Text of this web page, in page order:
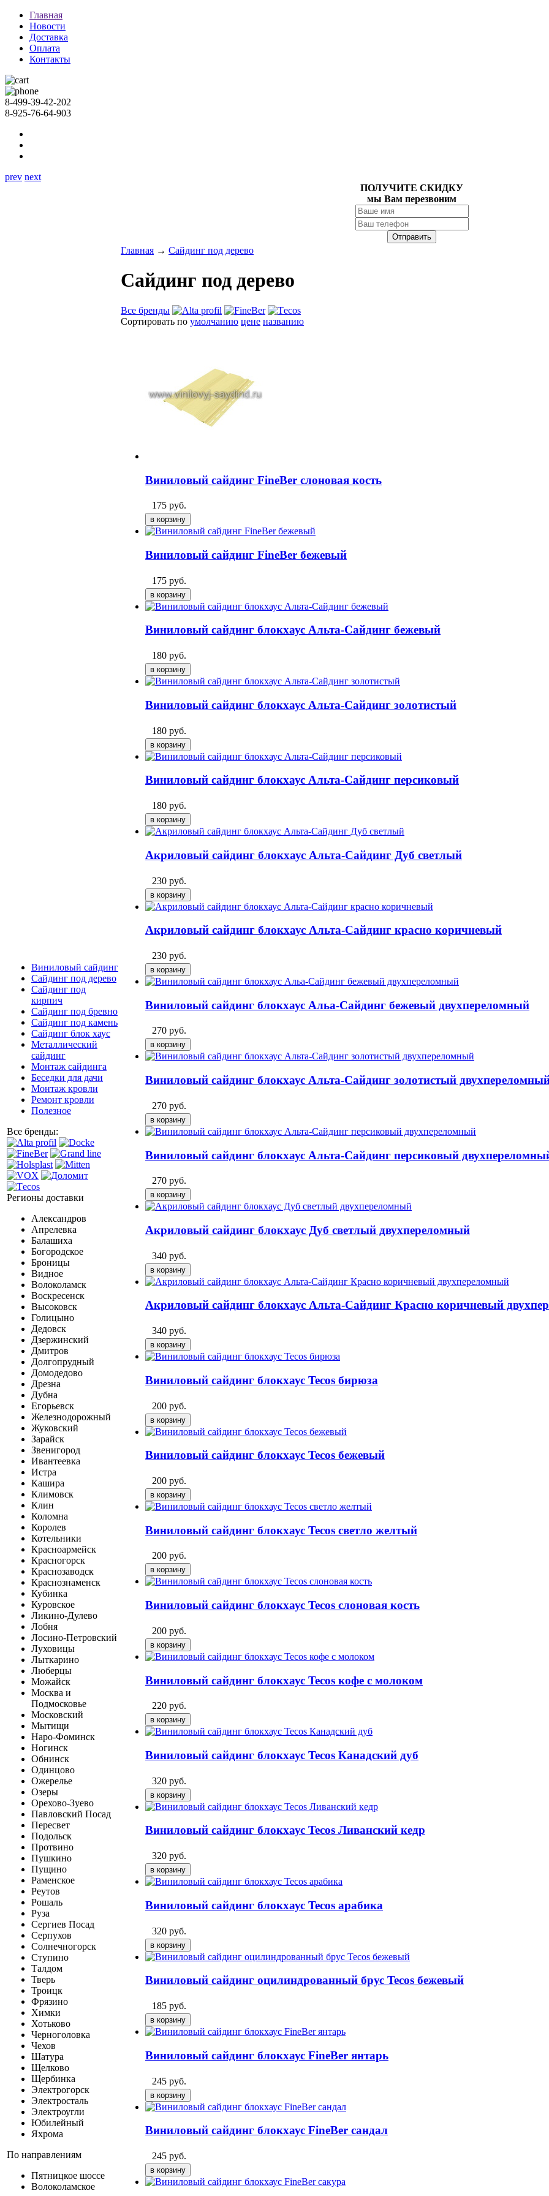
Главная
Новости
Доставка
Оплата
Контакты
8-499-39-42-202
8-925-76-64-903
prev next
ПОЛУЧИТЕ СКИДКУ
мы Вам перезвоним
Виниловый сайдинг
Сайдинг под дерево
Сайдинг под
кирпич
Сайдинг под бревно
Сайдинг под камень
Cайдинг блок хаус
Металлический
сайдинг
Монтаж сайдинга
Беседки для дачи
Монтаж кровли
Ремонт кровли
Полезное
Все бренды:
Регионы доставки
Александров
Апрелевка
Балашиха
Богородское
Броницы
Видное
Волоколамск
Воскресенск
Высоковск
Голицыно
Дедовск
Дзержинский
Дмитров
Долгопрудный
Домодедово
Дрезна
Дубна
Егорьевск
Железнодорожный
Жуковский
Зарайск
Звенигород
Ивантеевка
Истра
Кашира
Климовск
Клин
Коломна
Королев
Котельники
Красноармейск
Красногорск
Краснозаводск
Краснознаменск
Кубинка
Куровское
Ликино-Дулево
Лобня
Лосино-Петровский
Луховицы
Лыткарино
Люберцы
Можайск
Москва и
Подмосковье
Московский
Мытищи
Наро-Фоминск
Ногинск
Обнинск
Одинцово
Ожерелье
Озеры
Орехово-Зуево
Павловский Посад
Пересвет
Подольск
Протвино
Пушкино
Пущино
Раменское
Реутов
Рошаль
Руза
Сергиев Посад
Серпухов
Солнечногорск
Ступино
Талдом
Тверь
Троицк
Фрязино
Химки
Хотьково
Черноголовка
Чехов
Шатура
Щелково
Щербинка
Электрогорск
Электросталь
Электроугли
Юбилейный
Яхрома
По направлениям
Пятницкое шоссе
Волоколамское
Главная → Сайдинг под дерево
Сайдинг под дерево
Все бренды
Сортировать по умолчанию цене названию
Виниловый сайдинг FineBer слоновая кость
175 руб.
Виниловый сайдинг FineBer бежевый
175 руб.
Виниловый сайдинг блокхаус Альта-Сайдинг бежевый
180 руб.
Виниловый сайдинг блокхаус Альта-Сайдинг золотистый
180 руб.
Виниловый сайдинг блокхаус Альта-Сайдинг персиковый
180 руб.
Акриловый сайдинг блокхаус Альта-Сайдинг Дуб светлый
230 руб.
Акриловый сайдинг блокхаус Альта-Сайдинг красно коричневый
230 руб.
Виниловый сайдинг блокхаус Альа-Сайдинг бежевый двухпереломный
270 руб.
Виниловый сайдинг блокхаус Альта-Сайдинг золотистый
270 руб.
Виниловый сайдинг блокхаус Альта-Сайдинг персиковый
270 руб.
Акриловый сайдинг блокхаус Дуб светлый двухпереломный
340 руб.
Акриловый сайдинг блокхаус Альта-Сайдинг Красно коричневый
340 руб.
Виниловый сайдинг блокхаус Tecos бирюза
200 руб.
Виниловый сайдинг блокхаус Tecos бежевый
200 руб.
Виниловый сайдинг блокхаус Tecos светло желтый
200 руб.
Виниловый сайдинг блокхаус Tecos слоновая кость
200 руб.
Виниловый сайдинг блокхаус Tecos кофе с молоком
220 руб.
Виниловый сайдинг блокхаус Tecos Канадский дуб
320 руб.
Виниловый сайдинг блокхаус Tecos Ливанский кедр
320 руб.
Виниловый сайдинг блокхаус Tecos арабика
320 руб.
Виниловый сайдинг оцилиндрованный брус Tecos бежевый
185 руб.
Виниловый сайдинг блокхаус FineBer янтарь
245 руб.
Виниловый сайдинг блокхаус FineBer сандал
245 руб.